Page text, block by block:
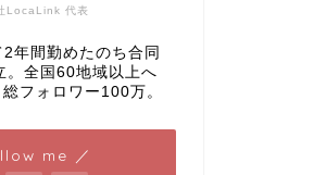
LocaLink 代表
年間勤めたのち合同
全国60地域以上へ
フォロワー100万。
me ／